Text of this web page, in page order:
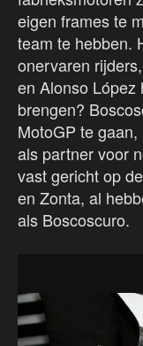
eigen frames te
team te hebben.
onervaren
en Alonso López
brengen?
MotoGP te
als partner voor
vast gericht op
en Zonta, al
als Boscoscuro.